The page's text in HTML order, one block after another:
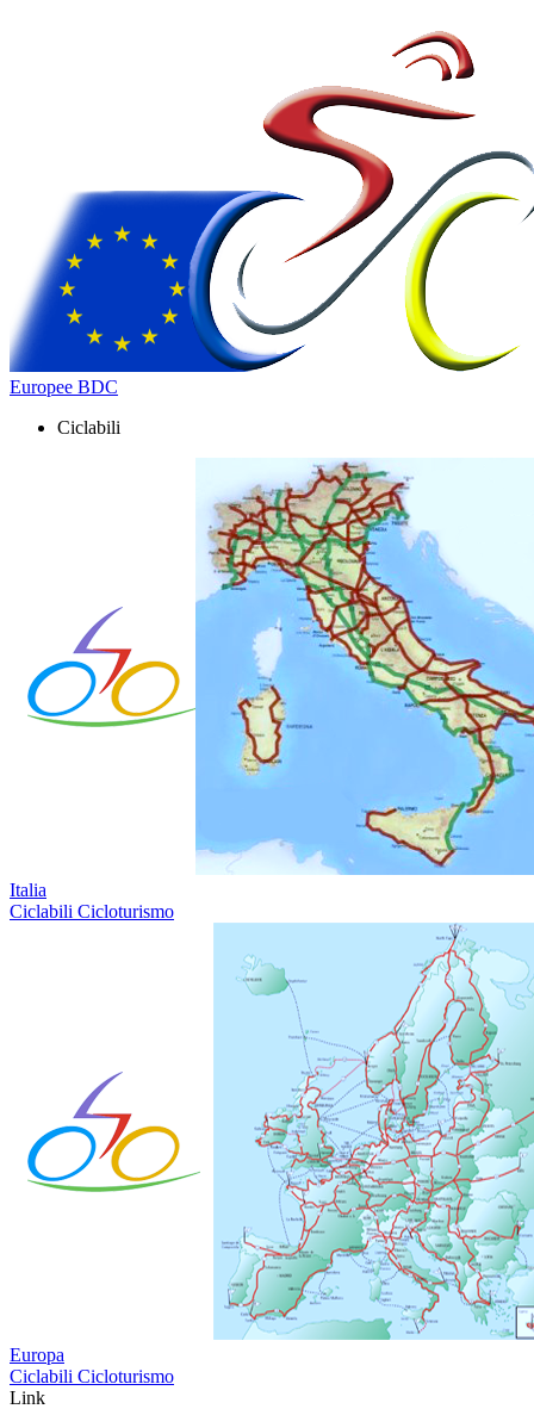
Europee BDC
Ciclabili
Italia
Ciclabili Cicloturismo
Europa
Ciclabili Cicloturismo
Link